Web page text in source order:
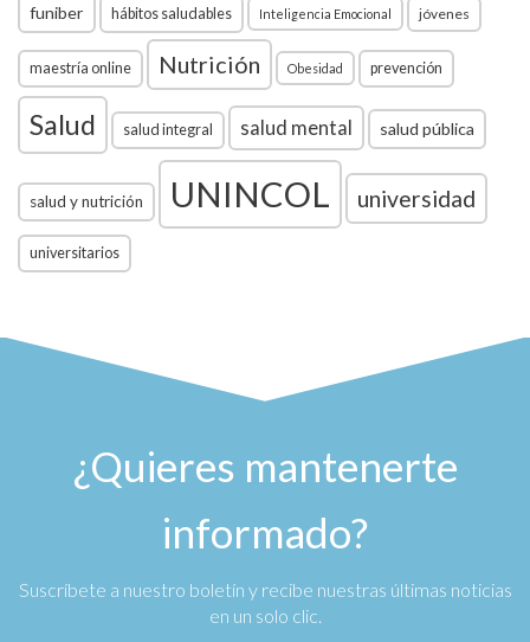
funiber hábitos saludables Inteligencia Emocional jóvenes
maestría online Nutrición Obesidad prevención
Salud salud integral salud mental salud pública
salud y nutrición UNINCOL universidad
universitarios
¿Quieres mantenerte
informado?
Suscríbete a nuestro boletín y recibe nuestras últimas noticias
en un solo clic.